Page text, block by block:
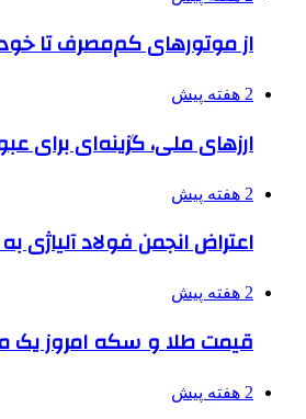
از موتورهای کم‌مصرف تا
2 هفته پیش
ارزهای ملی، گزینه‌ای برای
2 هفته پیش
اعتراض انجمن فولاد
2 هفته پیش
قیمت طلا و سکه امروز یک مرداد؛ سکه
2 هفته پیش